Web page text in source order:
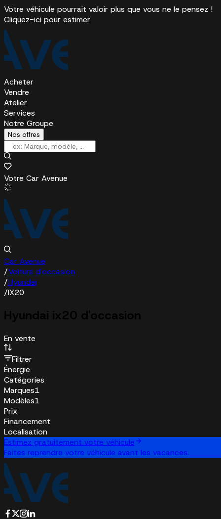
Votre véhicule pourrait valoir plus que vous ne le pensez !
Cliquez-ici pour estimer
Acheter
Vendre
Atelier
Services
Notre Groupe
Nos offres
Votre Car Avenue
Car Avenue
/Voiture d'occasion
/Hyundai
/IX20
En vente
Filtrer
Énergie
Catégories
Marques1
Modèles1
Prix
Financement
Localisation
Estimez gratuitement votre véhicule
Faites reprendre votre véhicule avant les vacances.